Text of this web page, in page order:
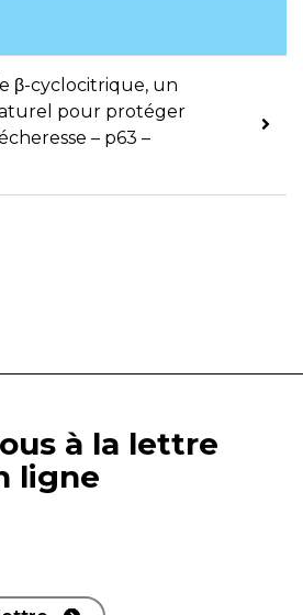
β-cyclocitrique, un
pour protéger
– p63 –
à la lettre
ligne